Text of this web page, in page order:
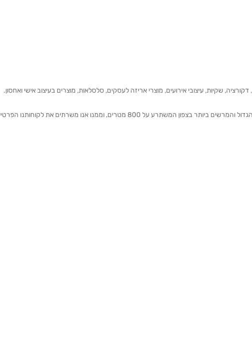
שקיות, עיצובי אירועים, מוצרי אריזה לעסקים, סלסלאות, מוצרים בעיצוב אישי ואחסון.
אנחנו מזמינים אותכם להתרשם מאולם התצוגה הגדול והמרשים ביותר בצפון המשתרע על 800 מטרים, וממנו אנו משרתים